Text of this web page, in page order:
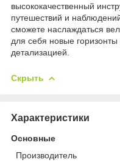
высококачественный
путешествий и
сможете наслаждаться
для себя новые
детализацией.
Скрыть
Характеристики
Основные
Производитель